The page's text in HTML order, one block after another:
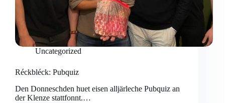
Uncategorized
Réckbléck: Pubquiz
Den Donneschden huet eisen alljärleche Pubquiz an
der Klenze stattfonnt.…